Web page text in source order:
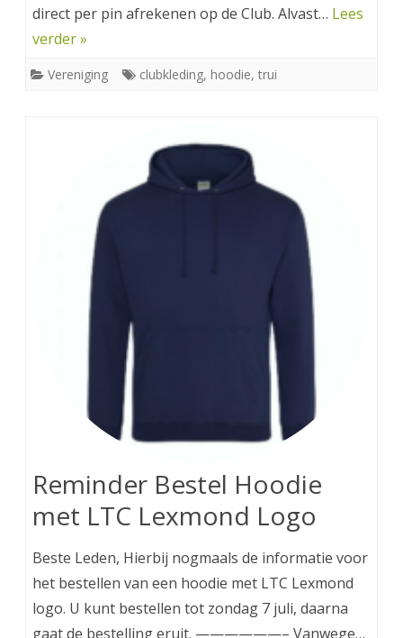
direct per pin afrekenen op de Club. Alvast… Lees
verder »
Vereniging clubkleding, hoodie, trui
Reminder Bestel Hoodie
met LTC Lexmond Logo
Beste Leden, Hierbij nogmaals de informatie voor
het bestellen van een hoodie met LTC Lexmond
logo. U kunt bestellen tot zondag 7 juli, daarna
gaat de bestelling eruit. ——————– Vanwege…